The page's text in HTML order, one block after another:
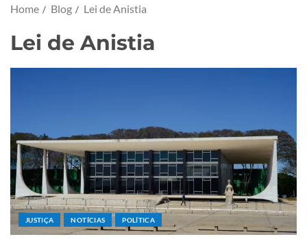
Home Blog Lei de Anistia
Lei de Anistia
JUSTIÇA NOTÍCIAS POLÍTICA